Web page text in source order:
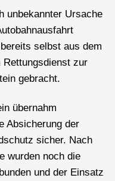
unbekannter Ursache
selbst aus dem
Rettungsdienst zur
gebracht.
übernahm
Absicherung der
sicher. Nach
wurden noch die
und der Einsatz